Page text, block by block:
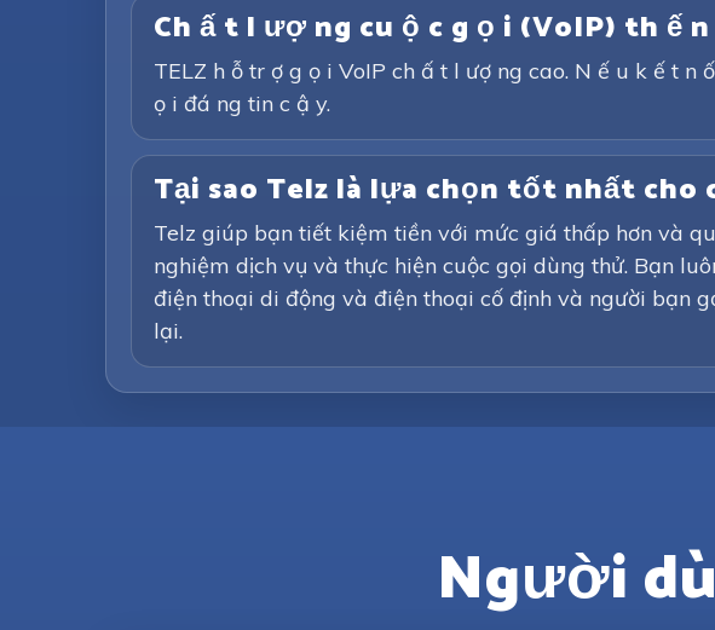
Ch ấ t l ượ ng cu ộ c g ọ i (VoIP) th ế n
TELZ h ỗ tr ợ g ọ i VoIP ch ấ t l ượ ng cao. N ế u k ế t
ọ i đá ng tin c ậ y.
Tại sao Telz là lựa chọn tốt nhất cho
Telz giúp bạn tiết kiệm tiền với mức giá thấp hơn và
nghiệm dịch vụ và thực hiện cuộc gọi dùng thử. Bạn
điện thoại di động và điện thoại cố định và người bạn
lại.
Người